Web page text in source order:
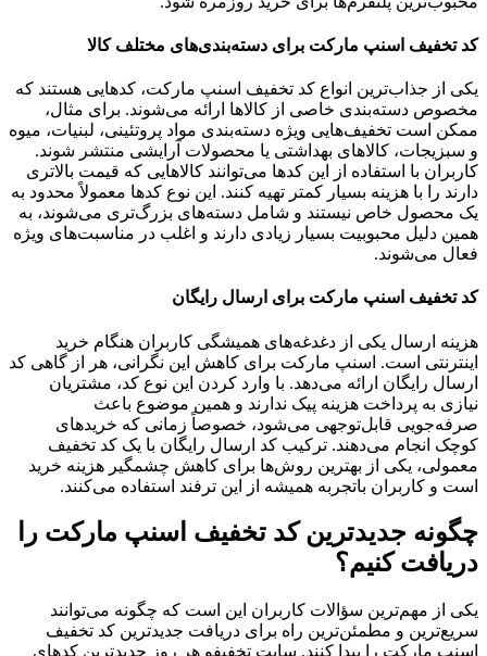
کد تخفیف اسنپ مارکت برای دسته‌بندی‌های مختلف کالا
یکی از جذاب‌ترین انواع کد تخفیف اسنپ مارکت، کدهایی هستند که
مخصوص دسته‌بندی خاصی از کالاها ارائه می‌شوند. برای مثال،
ممکن است تخفیف‌هایی ویژه دسته‌بندی مواد پروتئینی، لبنیات، میوه
و سبزیجات، کالاهای بهداشتی یا محصولات آرایشی منتشر شوند.
کاربران با استفاده از این کدها می‌توانند کالاهایی که قیمت بالاتری
دارند را با هزینه بسیار کمتر تهیه کنند. این نوع کدها معمولاً محدود به
یک محصول خاص نیستند و شامل دسته‌های بزرگ‌تری می‌شوند، به
همین دلیل محبوبیت بسیار زیادی دارند و اغلب در مناسبت‌های ویژه
فعال می‌شوند.
کد تخفیف اسنپ مارکت برای ارسال رایگان
هزینه ارسال یکی از دغدغه‌های همیشگی کاربران هنگام خرید
اینترنتی است. اسنپ مارکت برای کاهش این نگرانی، هر از گاهی کد
ارسال رایگان ارائه می‌دهد. با وارد کردن این نوع کد، مشتریان
نیازی به پرداخت هزینه پیک ندارند و همین موضوع باعث
صرفه‌جویی قابل‌توجهی می‌شود، خصوصاً زمانی که خریدهای
کوچک انجام می‌دهند. ترکیب کد ارسال رایگان با یک کد تخفیف
معمولی، یکی از بهترین روش‌ها برای کاهش چشمگیر هزینه خرید
است و کاربران باتجربه همیشه از این ترفند استفاده می‌کنند.
چگونه جدیدترین کد تخفیف اسنپ مارکت را
دریافت کنیم؟
یکی از مهم‌ترین سؤالات کاربران این است که چگونه می‌توانند
سریع‌ترین و مطمئن‌ترین راه برای دریافت جدیدترین کد تخفیف
اسنپ مارکت را پیدا کنند. سایت تخفیفو هر روز جدیدترین کدهای